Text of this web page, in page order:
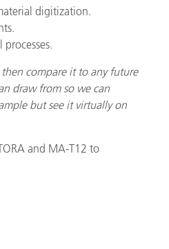
digitization.
compare it to any future
draw from so we can
but see it virtually on
and MA-T12 to